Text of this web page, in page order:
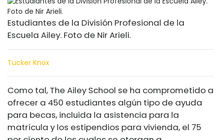
Estudiantes de la División Profesional de la
Escuela Ailey. Foto de Nir Arieli.
Tucker Knox
Como tal, The Ailey School se ha comprometido a
ofrecer a 450 estudiantes algún tipo de ayuda
para becas, incluida la asistencia para la
matrícula y los estipendios para vivienda, el 75